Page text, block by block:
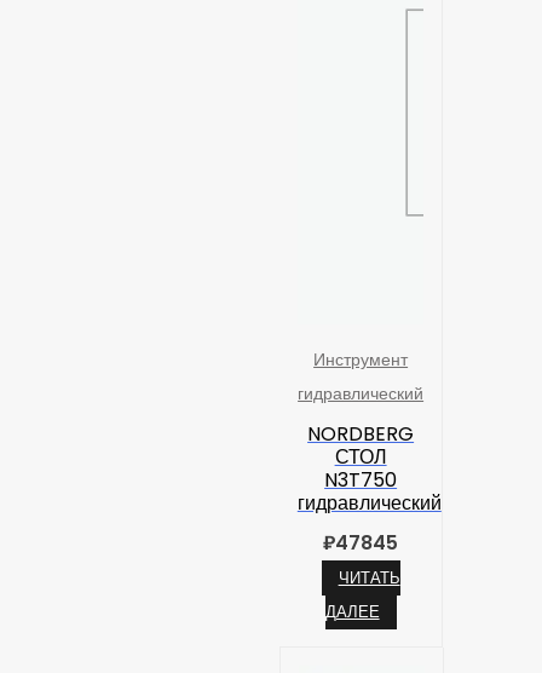
Инструмент
гидравлический
NORDBERG
СТОЛ
N3T750
гидравлический
₽47845
ЧИТАТЬ
ДАЛЕЕ